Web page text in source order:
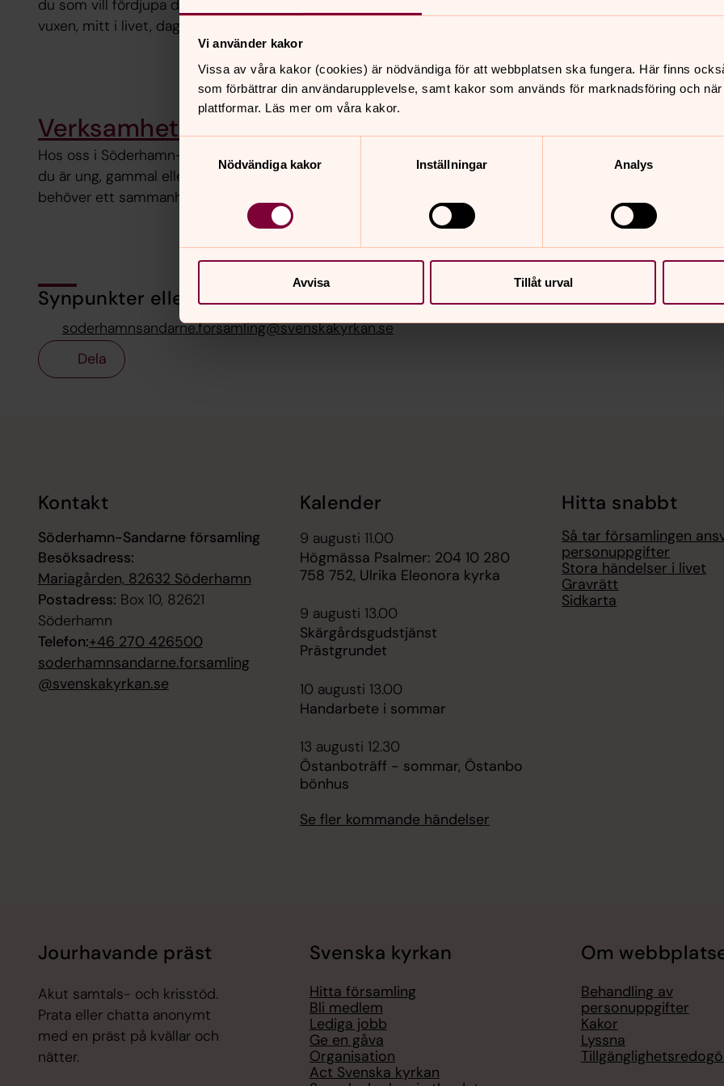
Vi använder kakor
Vissa av våra kakor (cookies) är nödvändiga för att webbplatsen ska fungera. Här finns
som förbättrar din användarupplevelse, samt kakor som används för marknadsföring och
plattformar. Läs mer om våra kakor.
Samtyckesval
Nödvändiga kakor
Inställningar Analys
Avvisa Tillåt urval
du som vill fördjupa dig i andliga frågor, oavsett om du är barn(-familj), ungdom, ung
vuxen, mitt i livet, dagledig, senior eller av någon anledning är i behov av hjälp och stöd.
Verksamhet
Hos oss i Söderhamn-Sandarne församling finns något för alla! Oavsett om
du är ung, gammal eller mitt i livet. Vissa är ute efter att hitta lugnet. Andra
behöver ett sammanhang med hög puls. Utforska vidare på den här sidan.
Detta händer
Välkommen till
församlingens
Synpunkter eller frågor på sidans innehåll?
soderhamnsandarne.forsamling@svenskakyrkan.se
Dela
Kontakt
Söderhamn-Sandarne församling
Besöksadress:
Mariagården, 82632 Söderhamn
Postadress: Box 10, 82621
Söderhamn
Telefon:+46 270 426500
soderhamnsandarne.forsamling
@svenskakyrkan.se
Kalender
9 augusti 11.00
Högmässa Psalmer: 204 10 280
758 752, Ulrika Eleonora kyrka
9 augusti 13.00
Skärgårdsgudstjänst
Prästgrundet
10 augusti 13.00
Handarbete i sommar
13 augusti 12.30
Östanboträff - sommar, Östanbo
bönhus
Se fler kommande händelser
Hitta snabbt
Så tar församlingen
personuppgifter
Stora händelser i livet
Gravrätt
Sidkarta
Jourhavande präst
Akut samtals- och krisstöd.
Prata eller chatta anonymt
med en präst på kvällar och
nätter.
Svenska kyrkan
Hitta församling
Bli medlem
Lediga jobb
Ge en gåva
Organisation
Act Svenska kyrkan
Om
Behandling av
personuppgifter
Kakor
Lyssna